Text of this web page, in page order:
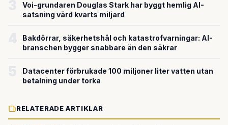
Voi-grundaren Douglas Stark har byggt hemlig AI-
satsning värd kvarts miljard
Bakdörrar, säkerhetshål och katastrofvarningar: AI-
branschen bygger snabbare än den säkrar
Datacenter förbrukade 100 miljoner liter vatten utan
betalning under torka
RELATERADE ARTIKLAR